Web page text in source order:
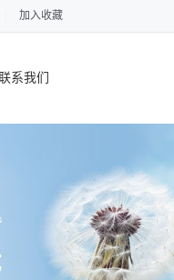
加入收藏
系我们